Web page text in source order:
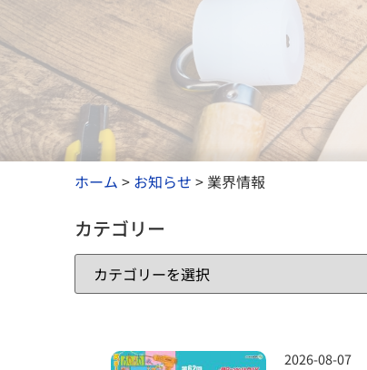
ホーム > お知らせ > 業界情報
カテゴリー
2026-08-07